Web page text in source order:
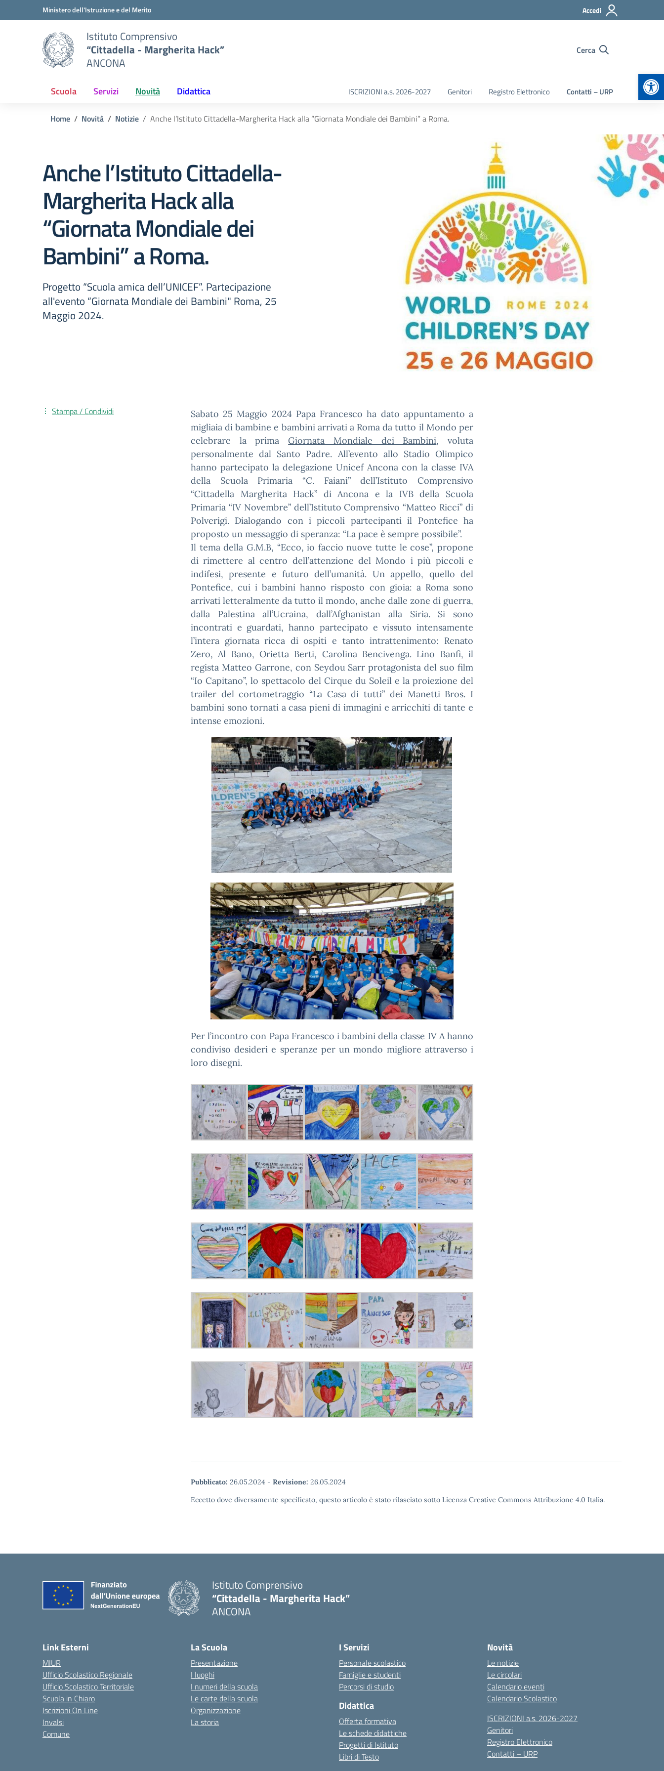
Vai ai contenuti
Vai al menu di navigazioneMinistero dell'Istruzione e del Merito Accedi
Istituto Comprensivo
“Cittadella - Margherita Hack”
ANCONA
Cerca
Scuola Servizi Novità Didattica ISCRIZIONI a.s. 2026-2027 Genitori Registro Elettronico Contatti – URP
Home Novità Notizie Anche l’Istituto Cittadella-Margherita Hack alla “Giornata Mondiale dei Bambini” a Roma.
Anche l’Istituto Cittadella-
Margherita Hack alla
“Giornata Mondiale dei
Bambini” a Roma.
Progetto “Scuola amica dell’UNICEF”. Partecipazione
all'evento “Giornata Mondiale dei Bambini" Roma, 25
Maggio 2024.
Sabato 25 Maggio 2024 Papa Francesco ha dato appuntamento a
migliaia di bambine e bambini arrivati a Roma da tutto il Mondo per
celebrare la prima Giornata Mondiale dei Bambini, voluta
personalmente dal Santo Padre. All’evento allo Stadio Olimpico
hanno partecipato la delegazione Unicef Ancona con la classe IVA
della Scuola Primaria “C. Faiani” dell’Istituto Comprensivo
“Cittadella Margherita Hack” di Ancona e la IVB della Scuola
Primaria “IV Novembre” dell’Istituto Comprensivo “Matteo Ricci” di
Polverigi. Dialogando con i piccoli partecipanti il Pontefice ha
proposto un messaggio di speranza: “La pace è sempre possibile”.
Il tema della G.M.B, “Ecco, io faccio nuove tutte le cose”, propone
di rimettere al centro dell’attenzione del Mondo i più piccoli e
indifesi, presente e futuro dell’umanità. Un appello, quello del
Pontefice, cui i bambini hanno risposto con gioia: a Roma sono
arrivati letteralmente da tutto il mondo, anche dalle zone di guerra,
dalla Palestina all’Ucraina, dall’Afghanistan alla Siria. Si sono
incontrati e guardati, hanno partecipato e vissuto intensamente
l’intera giornata ricca di ospiti e tanto intrattenimento: Renato
Zero, Al Bano, Orietta Berti, Carolina Bencivenga. Lino Banfi, il
regista Matteo Garrone, con Seydou Sarr protagonista del suo film
“Io Capitano”, lo spettacolo del Cirque du Soleil e la proiezione del
trailer del cortometraggio “La Casa di tutti” dei Manetti Bros. I
bambini sono tornati a casa pieni di immagini e arricchiti di tante e
intense emozioni.
Per l’incontro con Papa Francesco i bambini della classe IV A hanno
condiviso desideri e speranze per un mondo migliore attraverso i
loro disegni.
Pubblicato: 26.05.2024 - Revisione: 26.05.2024
Eccetto dove diversamente specificato, questo articolo è stato rilasciato sotto Licenza Creative Commons Attribuzione 4.0 Italia.
Stampa / Condividi
Istituto Comprensivo
“Cittadella - Margherita Hack”
ANCONA
Link Esterni
MIUR
Ufficio Scolastico Regionale
Ufficio Scolastico Territoriale
Scuola in Chiaro
Iscrizioni On Line
Invalsi
Comune
La Scuola
Presentazione
I luoghi
I numeri della scuola
Le carte della scuola
Organizzazione
La storia
I Servizi
Personale scolastico
Famiglie e studenti
Percorsi di studio
Didattica
Offerta formativa
Le schede didattiche
Progetti di Istituto
Libri di Testo
Novità
Le notizie
Le circolari
Calendario eventi
Calendario Scolastico
ISCRIZIONI a.s. 2026-2027
Genitori
Registro Elettronico
Contatti – URP